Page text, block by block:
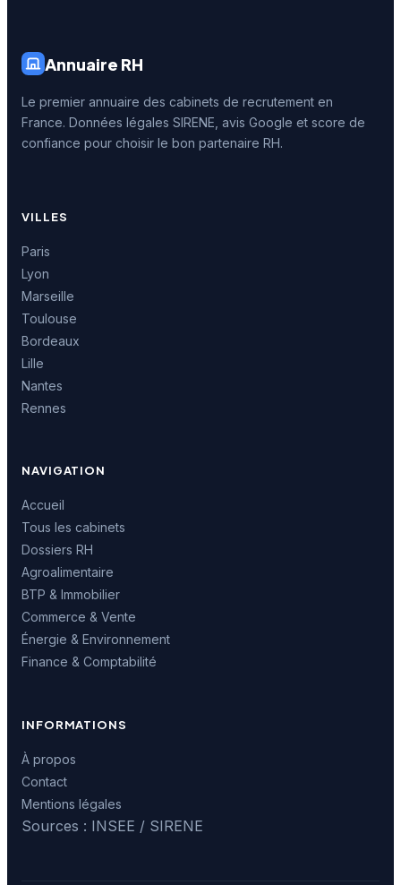
Annuaire RH
Le premier annuaire des cabinets de recrutement en
France. Données légales SIRENE, avis Google et score de
confiance pour choisir le bon partenaire RH.
VILLES
Paris
Lyon
Marseille
Toulouse
Bordeaux
Lille
Nantes
Rennes
NAVIGATION
Accueil
Tous les cabinets
Dossiers RH
Agroalimentaire
BTP & Immobilier
Commerce & Vente
Énergie & Environnement
Finance & Comptabilité
INFORMATIONS
À propos
Contact
Mentions légales
Sources : INSEE / SIRENE